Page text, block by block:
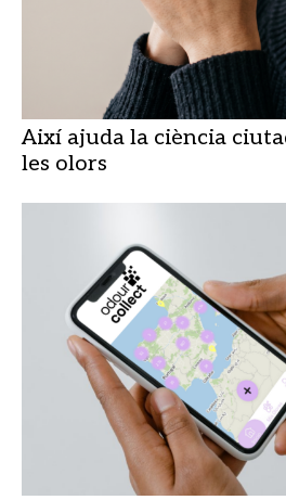
Així ajuda la ciència
les olors